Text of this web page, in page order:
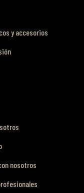
y accesorios
nosotros